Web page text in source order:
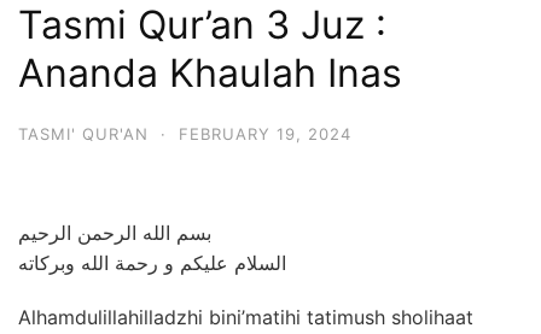
Tasmi Qur’an 3 Juz :
Ananda Khaulah Inas
TASMI' QUR'AN · FEBRUARY 19, 2024
بسم الله الرحمن الرحيم
السلام عليكم و رحمة الله وبركاته
Alhamdulillahilladzhi bini’matihi tatimush sholihaat